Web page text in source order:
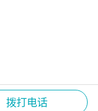
拨打电话